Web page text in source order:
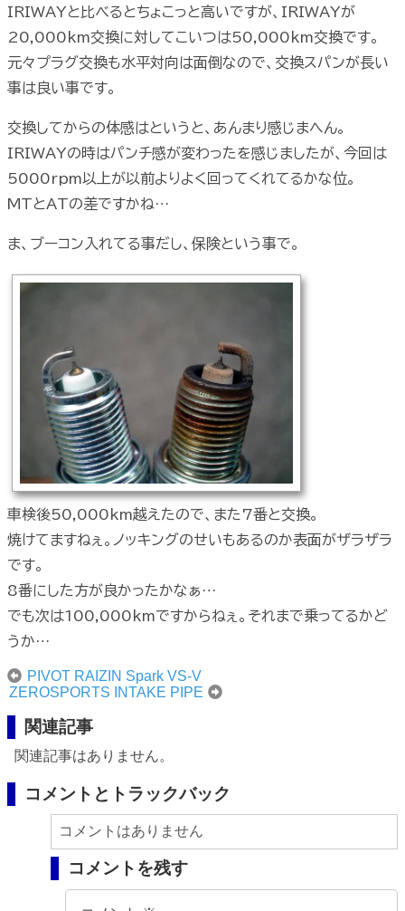
IRIWAYと比べるとちょこっと高いですが、IRIWAYが
20,000km交換に対してこいつは50,000km交換です。
元々プラグ交換も水平対向は面倒なので、交換スパンが長い
事は良い事です。
交換してからの体感はというと、あんまり感じまへん。
IRIWAYの時はパンチ感が変わったを感じましたが、今回は
5000rpm以上が以前よりよく回ってくれてるかな位。
MTとATの差ですかね…
ま、ブーコン入れてる事だし、保険という事で。
車検後50,000km越えたので、また7番と交換。
焼けてますねぇ。ノッキングのせいもあるのか表面がザラザラ
です。
8番にした方が良かったかなぁ…
でも次は100,000kmですからねぇ。それまで乗ってるかど
うか…
PIVOT RAIZIN Spark VS-V
ZEROSPORTS INTAKE PIPE
関連記事
関連記事はありません。
コメントとトラックバック
コメントはありません
コメントを残す